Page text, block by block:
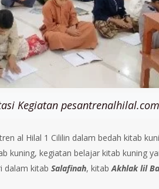
Kegiatan pesantrenalhilal.com
al Hilal 1 Cililin dalam bedah kitab
kuning, kegiatan belajar kitab kuning
dalam kitabSalafinah, kitabAkhlak lil